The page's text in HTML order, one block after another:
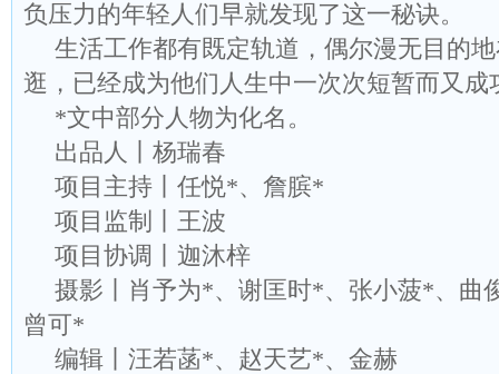
负压力的年轻人们早就发现了这一秘诀。
生活工作都有既定轨道，偶尔漫无目的
逛，已经成为他们人生中一次次短暂而又成
*文中部分人物为化名。
出品人丨杨瑞春
项目主持丨任悦*、詹膑*
项目监制丨王波
项目协调丨迦沐梓
摄影丨肖予为*、谢匡时*、张小菠*、曲
曾可*
编辑丨汪若菡*、赵天艺*、金赫